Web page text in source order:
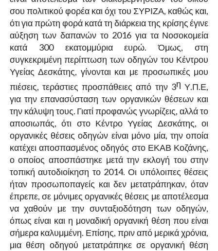
σου πολιτικού φορέα και όχι του ΣΥΡΙΖΑ, καθώς και,
ότι για πρώτη φορά κατά τη διάρκεια της κρίσης έγινε
αύξηση των δαπανών το 2016 για τα Νοσοκομεία
κατά 300 εκατομμύρια ευρώ. Όμως, στη
συγκεκριμένη περίπτωση των οδηγών του Κέντρου
Υγείας Δεσκάτης, γίνονται και με προσωπικές μου
πιέσεις, τεράστιες προσπάθειες από την 3η Υ.Π.Ε,
για την επανασύσταση των οργανικών θέσεων και
την κάλυψη τους. Γιατί προφανώς γνωρίζεις, αλλά το
αποσιωπάς, ότι στο Κέντρο Υγείας Δεσκάτης, οι
οργανικές θέσεις οδηγών είναι μόνο μία, την οποία
κατέχει αποσπασμένος οδηγός στο ΕΚΑΒ Κοζάνης,
ο οποίος αποσπάστηκε μετά την εκλογή του στην
τοπική αυτοδιοίκηση το 2014. Οι υπόλοιπες θέσεις
ήταν προσωποπαγείς και δεν μετατράπηκαν, όταν
έπρεπε, σε μόνιμες οργανικές θέσεις με αποτέλεσμα
να χαθούν με την συνταξιοδότηση των οδηγών,
όπως είναι και η μοναδική οργανική θέση που είναι
σήμερα καλυμμένη. Επίσης, πριν από μερικά χρόνια,
μια θέση οδηγού μετατράπηκε σε οργανική θέση